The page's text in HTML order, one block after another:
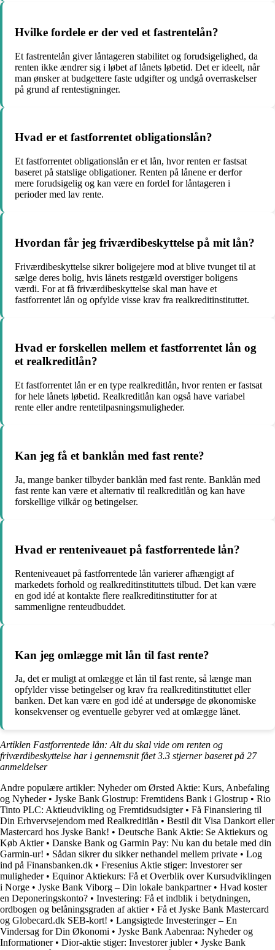
Hvilke fordele er der ved et fastrentelån?
Et fastrentelån giver låntageren stabilitet og forudsigelighed, da
renten ikke ændrer sig i løbet af lånets løbetid. Det er ideelt, når
man ønsker at budgettere faste udgifter og undgå overraskelser
på grund af rentestigninger.
Hvad er et fastforrentet obligationslån?
Et fastforrentet obligationslån er et lån, hvor renten er fastsat
baseret på statslige obligationer. Renten på lånene er derfor
mere forudsigelig og kan være en fordel for låntageren i
perioder med lav rente.
Hvordan får jeg friværdibeskyttelse på mit lån?
Friværdibeskyttelse sikrer boligejere mod at blive tvunget til at
sælge deres bolig, hvis lånets restgæld overstiger boligens
værdi. For at få friværdibeskyttelse skal man have et
fastforrentet lån og opfylde visse krav fra realkreditinstituttet.
Hvad er forskellen mellem et fastforrentet lån og
et realkreditlån?
Et fastforrentet lån er en type realkreditlån, hvor renten er fastsat
for hele lånets løbetid. Realkreditlån kan også have variabel
rente eller andre rentetilpasningsmuligheder.
Kan jeg få et banklån med fast rente?
Ja, mange banker tilbyder banklån med fast rente. Banklån med
fast rente kan være et alternativ til realkreditlån og kan have
forskellige vilkår og betingelser.
Hvad er renteniveauet på fastforrentede lån?
Renteniveauet på fastforrentede lån varierer afhængigt af
markedets forhold og realkreditinstituttets tilbud. Det kan være
en god idé at kontakte flere realkreditinstitutter for at
sammenligne renteudbuddet.
Kan jeg omlægge mit lån til fast rente?
Ja, det er muligt at omlægge et lån til fast rente, så længe man
opfylder visse betingelser og krav fra realkreditinstituttet eller
banken. Det kan være en god idé at undersøge de økonomiske
konsekvenser og eventuelle gebyrer ved at omlægge lånet.
Artiklen Fastforrentede lån: Alt du skal vide om renten og
friværdibeskyttelse har i gennemsnit fået3.3 stjerner baseret på 27
anmeldelser
Andre populære artikler: Nyheder om Ørsted Aktie: Kurs, Anbefaling
og Nyheder• Jyske Bank Glostrup: Fremtidens Bank i Glostrup • Rio
Tinto PLC: Aktieudvikling og Fremtidsudsigter• Få Finansiering til
Din Erhvervsejendom med Realkreditlån • Bestil dit Visa Dankort eller
Mastercard hos Jyske Bank! • Deutsche Bank Aktie: Se Aktiekurs og
Køb Aktier• Danske Bank og Garmin Pay: Nu kan du betale med din
Garmin-ur! • Sådan sikrer du sikker nethandel mellem private • Log
ind på Finansbanken.dk • Fresenius Aktie stiger: Investorer ser
muligheder• Equinor Aktiekurs: Få et Overblik over Kursudviklingen
i Norge • Jyske Bank Viborg – Din lokale bankpartner• Hvad koster
en Deponeringskonto? • Investering: Få et indblik i betydningen,
ordbogen og belåningsgraden af aktier• Få et Jyske Bank Mastercard
og Globecard.dk SEB-kort! • Langsigtede Investeringer – En
Vindersag for Din Økonomi • Jyske Bank Aabenraa: Nyheder og
Informationer• Dior-aktie stiger: Investorer jubler• Jyske Bank